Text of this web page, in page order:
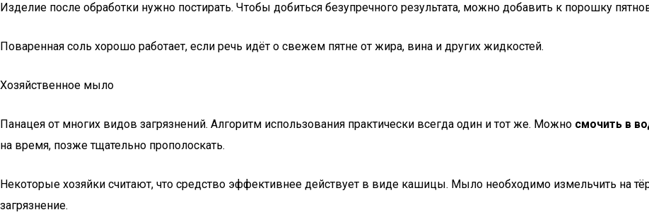
Изделие после обработки нужно постирать. Чтобы добиться безупречного результата, можно добавить к порошку
Поваренная соль хорошо работает, если речь идёт о свежем пятне от жира, вина и других жидкостей.
Хозяйственное мыло
Панацея от многих видов загрязнений. Алгоритм использования практически всегда один и тот же. Можно смочить в
на время, позже тщательно прополоскать.
Некоторые хозяйки считают, что средство эффективнее действует в виде кашицы. Мыло необходимо измельчить на
загрязнение.